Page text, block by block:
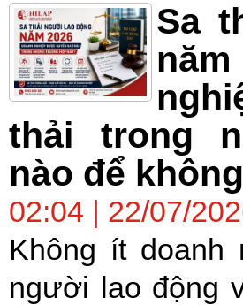
Sa
thải trong
nào để
02:04 | 22/07/
Không ít doanh
người lao động